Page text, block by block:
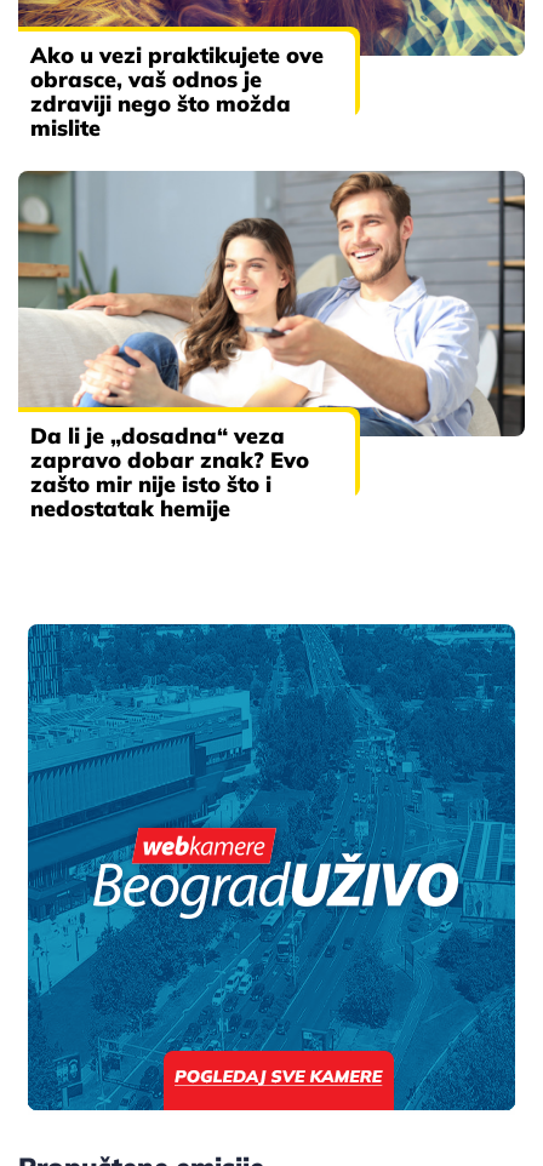
Ako u vezi praktikujete ove
obrasce, vaš odnos je
zdraviji nego što možda
mislite
Da li je „dosadna“ veza
zapravo dobar znak? Evo
zašto mir nije isto što i
nedostatak hemije